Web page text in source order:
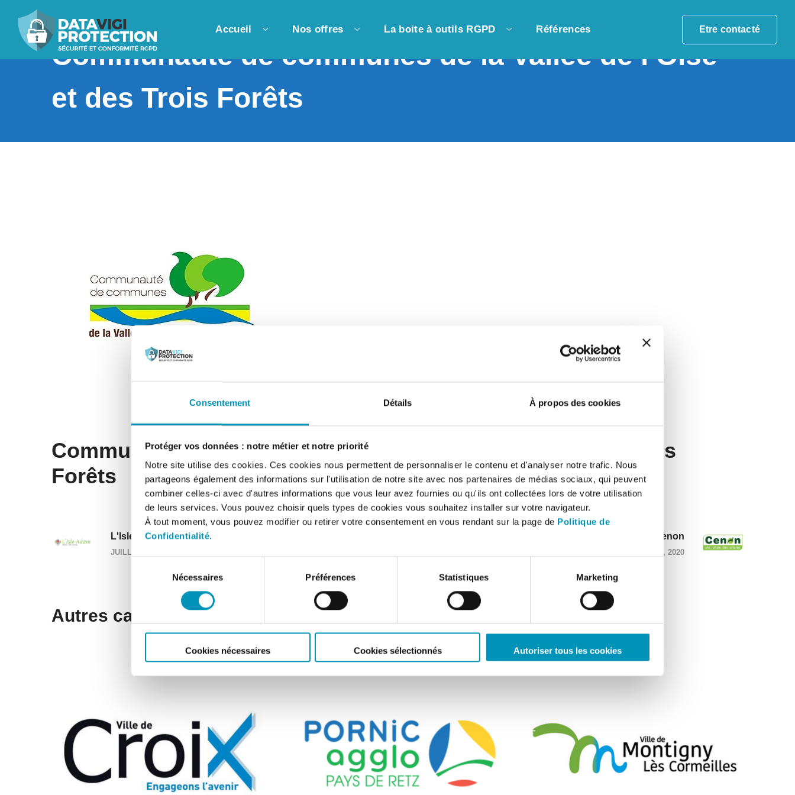
Consentement Détails À propos des cookies
Protéger vos données : notre métier et notre priorité
Notre site utilise des cookies. Ces cookies nous permettent de personnaliser le contenu et d'analyser notre trafic. Nous
partageons également des informations sur l'utilisation de notre site avec nos partenaires de médias sociaux, qui peuvent
combiner celles-ci avec d'autres informations que vous leur avez fournies ou qu'ils ont collectées lors de votre utilisation
de leurs services. Vous pouvez choisir quels types de cookies vous souhaitez installer sur votre navigateur.
À tout moment, vous pouvez modifier ou retirer votre consentement en vous rendant sur la page de Politique de
Confidentialité.
consentement
Nécessaires Préférences Statistiques Marketing
Cookies nécessaires Cookies sélectionnés Autoriser tous les cookies
Accueil Nos offres La boite à outils RGPD Références Etre contacté
Communauté de communes de la Vallée de l’Oise
et des Trois Forêts
Communauté de communes de la Vallée de l’Oise et des Trois
Forêts
38 864 habitants – Dept 95
L'Isle Adam
JUILLET 4, 2020
Ville de Cenon
JUILLET 4, 2020
Autres cas clients
COLLECTIVITÉS
Communauté